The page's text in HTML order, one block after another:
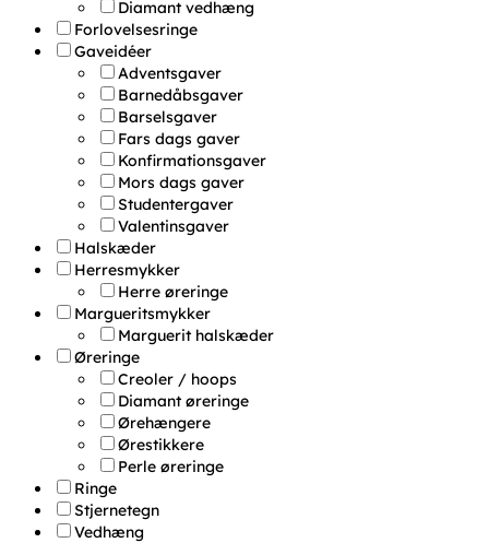
Diamant vedhæng
Forlovelsesringe
Gaveidéer
Adventsgaver
Barnedåbsgaver
Barselsgaver
Fars dags gaver
Konfirmationsgaver
Mors dags gaver
Studentergaver
Valentinsgaver
Halskæder
Herresmykker
Herre øreringe
Margueritsmykker
Marguerit halskæder
Øreringe
Creoler / hoops
Diamant øreringe
Ørehængere
Ørestikkere
Perle øreringe
Ringe
Stjernetegn
Vedhæng